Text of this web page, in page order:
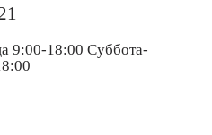
9:00-18:00 Суббота-